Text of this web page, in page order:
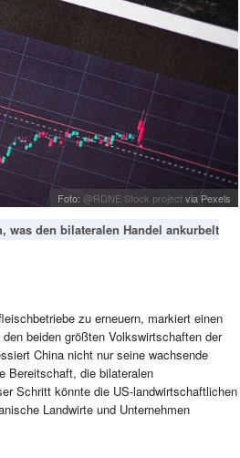
Foto: @RDNE Stock projectvia Pexels
was den bilateralen Handel ankurbelt
zu erneuern, markiert einen
beiden größten Volkswirtschaften der
China nicht nur seine wachsende
Bereitschaft, die bilateralen
Schritt könnte die US-landwirtschaftlichen
Landwirte und Unternehmen